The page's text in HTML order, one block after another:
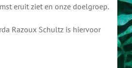
eruit ziet en onze doelgroep.
Razoux Schultz is hiervoor